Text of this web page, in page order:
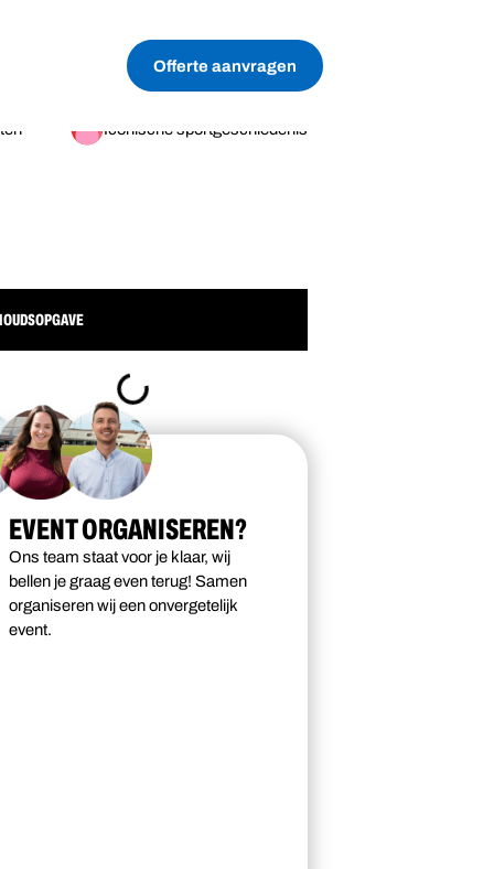
Offerte aanvragen
Iconische sportgeschiedenis
EVENT ORGANISEREN?
Ons team staat voor je klaar, wij
bellen je graag even terug! Samen
organiseren wij een onvergetelijk
event.